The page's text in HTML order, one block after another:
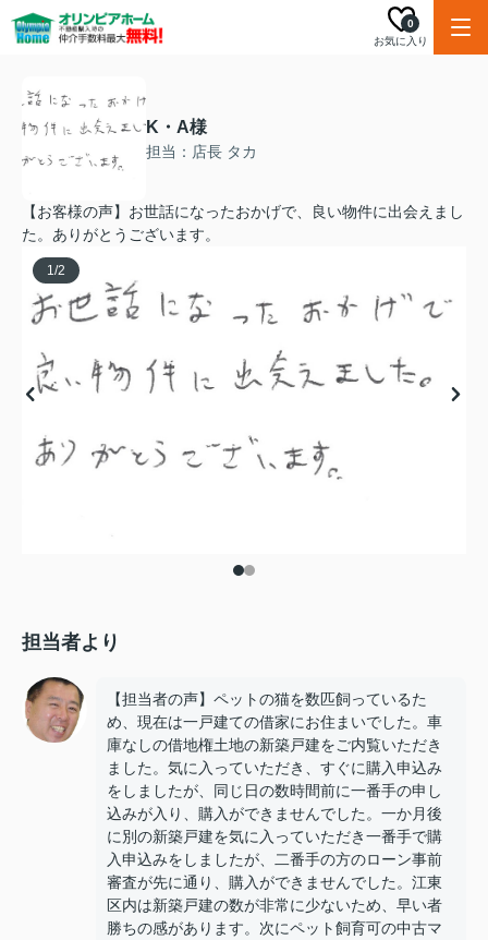
お気に入り
0
K・A様
担当：店長 タカ
【お客様の声】お世話になったおかげで、良い物件に出会えまし
た。ありがとうございます。
1/2
担当者より
【担当者の声】ペットの猫を数匹飼っているた
め、現在は一戸建ての借家にお住まいでした。車
庫なしの借地権土地の新築戸建をご内覧いただき
ました。気に入っていただき、すぐに購入申込み
をしましたが、同じ日の数時間前に一番手の申し
込みが入り、購入ができませんでした。一か月後
に別の新築戸建を気に入っていただき一番手で購
入申込みをしましたが、二番手の方のローン事前
審査が先に通り、購入ができませんでした。江東
区内は新築戸建の数が非常に少ないため、早い者
勝ちの感があります。次にペット飼育可の中古マ